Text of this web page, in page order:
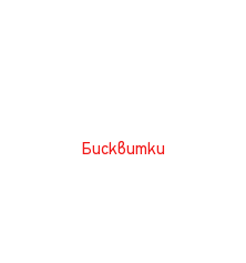
Бисквитки